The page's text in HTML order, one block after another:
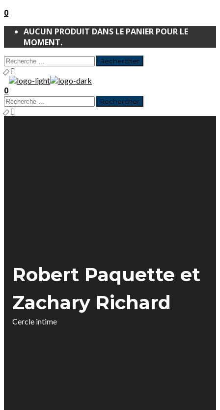
0
AUCUN PRODUIT DANS LE PANIER POUR LE
MOMENT.
0
Robert Paquette et
Zachary Richard
Cercle intime